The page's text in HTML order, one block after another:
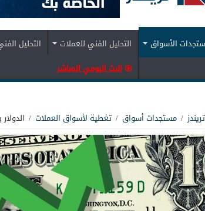
الأسواق التحليل الفني للعملات التحليل
البث اليومي المباشر
/ مستجدات أسواق / تغطية لأسواق العملات /